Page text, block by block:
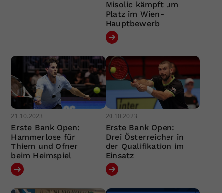
Misolic kämpft um
Platz im Wien-
Hauptbewerb
21.10.2023
Erste Bank Open:
Hammerlose für
Thiem und Ofner
beim Heimspiel
20.10.2023
Erste Bank Open:
Drei Österreicher in
der Qualifikation im
Einsatz